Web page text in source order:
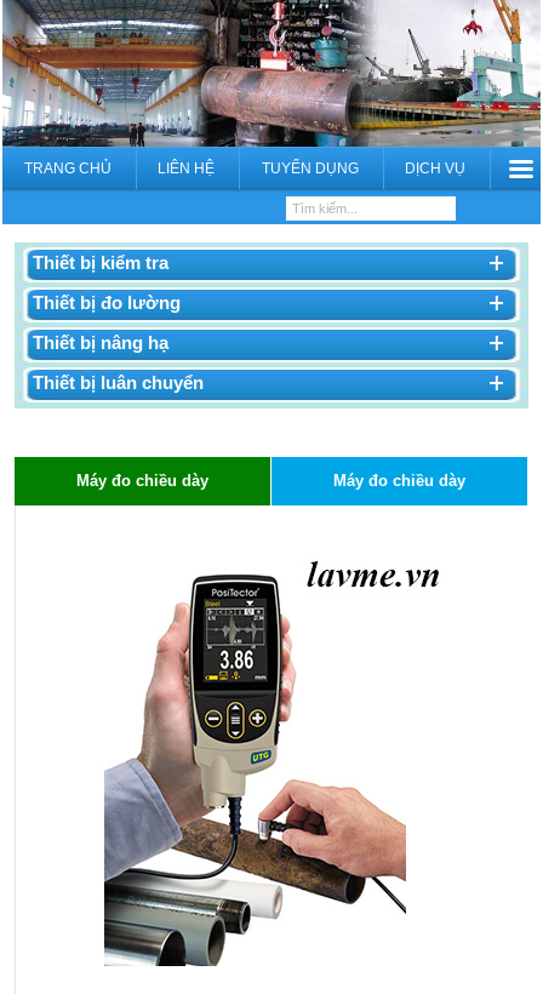
TRANG CHỦ LIÊN HỆ TUYỂN DỤNG DỊCH VỤ
Thiết bị kiểm tra
Thiết bị đo lường
Thiết bị nâng hạ
Thiết bị luân chuyển
Máy đo chiều dày Máy đo chiều dày